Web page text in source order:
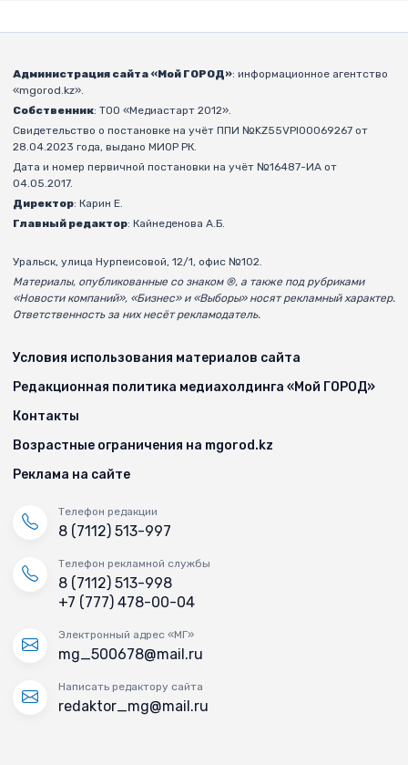
Администрация сайта «Мой ГОРОД»: информационное агентство
«mgorod.kz».
Собственник: ТОО «Медиастарт 2012».
Свидетельство о постановке на учёт ППИ №KZ55VPI00069267 от
28.04.2023 года, выдано МИОР РК.
Дата и номер первичной постановки на учёт №16487-ИА от
04.05.2017.
Директор: Карин Е.
Главный редактор: Кайнеденова А.Б.
Уральск, улица Нурпеисовой, 12/1, офис №102.
Материалы, опубликованные со знаком ®, а также под рубриками
«Новости компаний», «Бизнес» и «Выборы» носят рекламный характер.
Ответственность за них несёт рекламодатель.
Условия использования материалов сайта
Редакционная политика медиахолдинга «Мой ГОРОД»
Контакты
Возрастные ограничения на mgorod.kz
Реклама на сайте
Телефон редакции
8 (7112) 513-997
Телефон рекламной службы
8 (7112) 513-998
+7 (777) 478-00-04
Электронный адрес «МГ»
mg_500678@mail.ru
Написать редактору сайта
redaktor_mg@mail.ru